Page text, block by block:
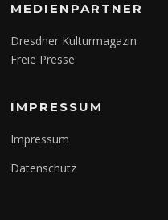
MEDIENPARTNER
Dresdner Kulturmagazin
Freie Presse
IMPRESSUM
Impressum
Datenschutz